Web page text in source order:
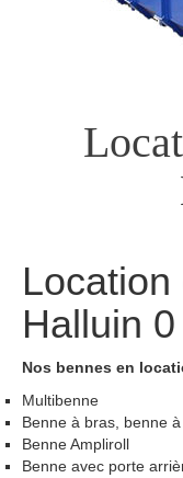
Halluin 0
Nos bennes en
Multibenne
Benne à bras, benne
Benne Ampliroll
Benne avec porte